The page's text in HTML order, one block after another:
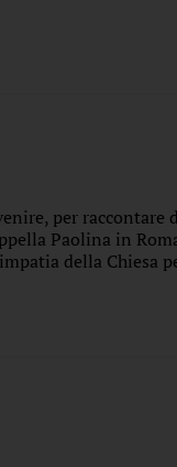
per
Paolina in
della Chiesa